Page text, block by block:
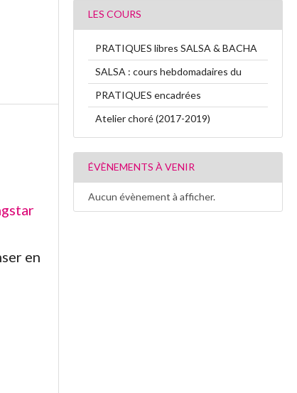
en
LES COURS
PRATIQUES libres SALSA & BACHA
SALSA : cours hebdomadaires du
PRATIQUES encadrées
Atelier choré (2017-2019)
ÉVÈNEMENTS À VENIR
Aucun évènement à afficher.